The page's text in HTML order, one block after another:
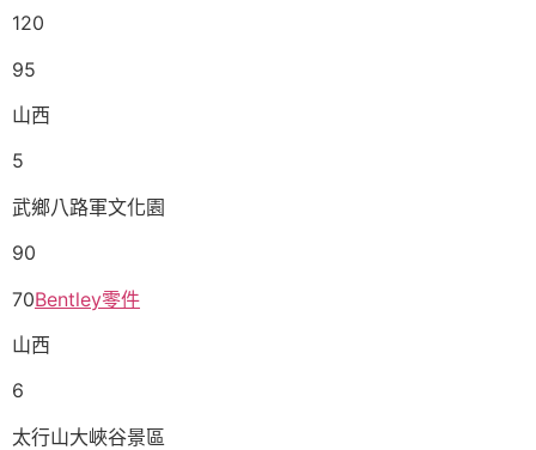
120
95
山西
5
武鄉八路軍文化園
90
70Bentley零件
山西
6
太行山大峽谷景區